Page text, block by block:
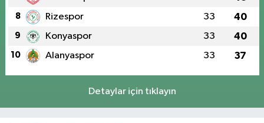
8 Rizespor 33 40
9 Konyaspor 33 40
10 Alanyaspor 33 37
Detaylar için tıklayın